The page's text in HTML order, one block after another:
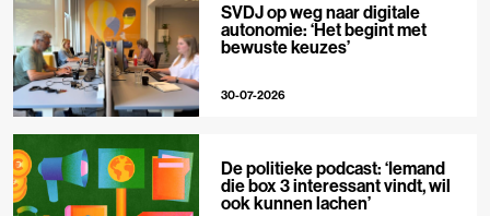
SVDJ op weg naar digitale
autonomie: ‘Het begint met
bewuste keuzes’
30-07-2026
De politieke podcast: ‘Iemand
die box 3 interessant vindt, wil
ook kunnen lachen’